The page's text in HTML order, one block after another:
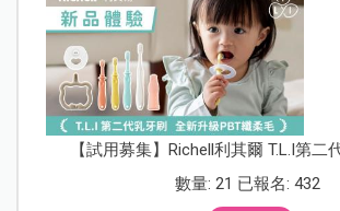
【試用募集】Richell利其爾 T.L.I第二
數量: 21 已報名: 432